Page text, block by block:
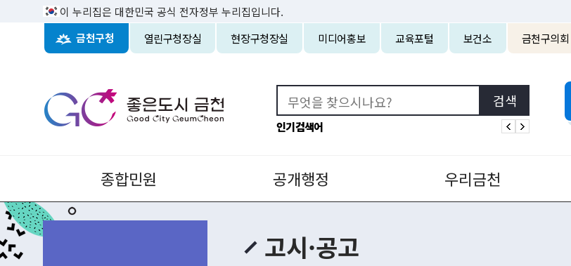
이 누리집은 대한민국 공식 전자정부 누리집입니다.
금천구청 열린구청장실 현장구청장실 미디어홍보 교육포털 보건소 금천구의회
인기검색어
종합민원 공개행정 우리금천
고시·공고